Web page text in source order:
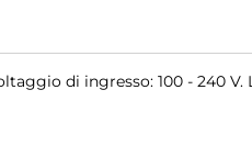
di ingresso: 100 - 240 V.